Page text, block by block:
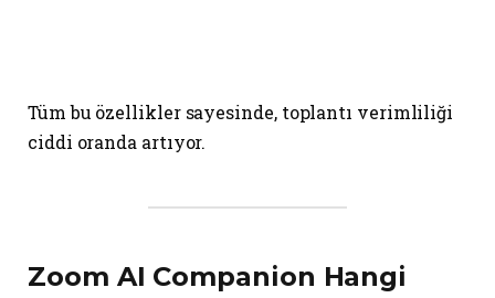
Tüm bu özellikler sayesinde, toplantı verimliliği
ciddi oranda artıyor.
Zoom AI Companion Hangi